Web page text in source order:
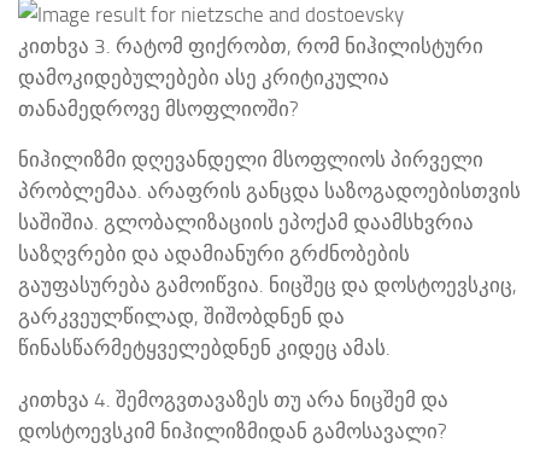
კითხვა 3. რატომ ფიქრობთ, რომ ნიჰილისტური
დამოკიდებულებები ასე კრიტიკულია
თანამედროვე მსოფლიოში?
ნიჰილიზმი დღევანდელი მსოფლიოს პირველი
პრობლემაა. არაფრის განცდა საზოგადოებისთვის
საშიშია. გლობალიზაციის ეპოქამ დაამსხვრია
საზღვრები და ადამიანური გრძნობების
გაუფასურება გამოიწვია. ნიცშეც და დოსტოევსკიც,
გარკვეულწილად, შიშობდნენ და
წინასწარმეტყველებდნენ კიდეც ამას.
კითხვა 4. შემოგვთავაზეს თუ არა ნიცშემ და
დოსტოევსკიმ ნიჰილიზმიდან გამოსავალი?